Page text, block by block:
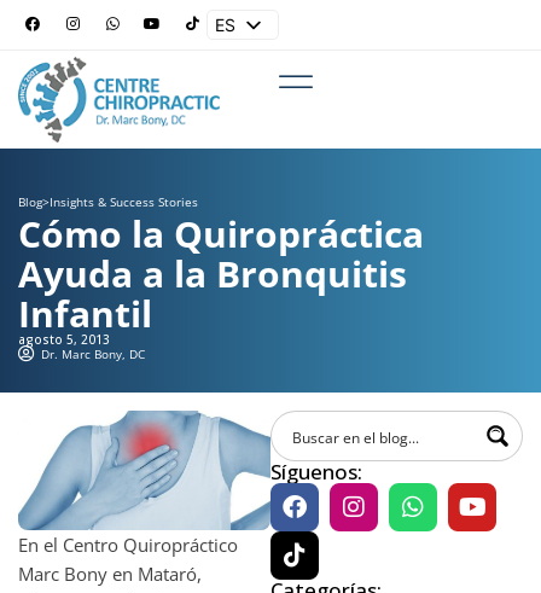
ES
Blog>Insights & Success Stories
Cómo la Quiropráctica
Ayuda a la Bronquitis
Infantil
agosto 5, 2013
Dr. Marc Bony, DC
En el Centro Quiropráctico
Marc Bony en Mataró,
Síguenos: